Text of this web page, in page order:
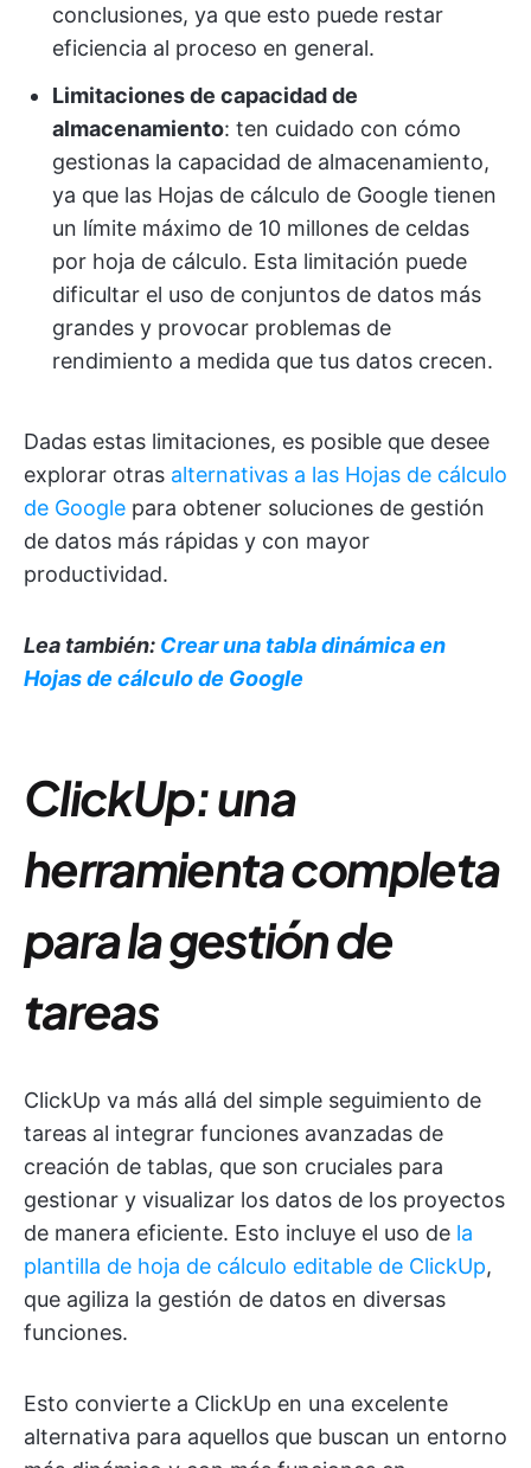
conclusiones, ya que esto puede restar
eficiencia al proceso en general.
Limitaciones de capacidad de
almacenamiento: ten cuidado con cómo
gestionas la capacidad de almacenamiento,
ya que las Hojas de cálculo de Google tienen
un límite máximo de 10 millones de celdas
por hoja de cálculo. Esta limitación puede
dificultar el uso de conjuntos de datos más
grandes y provocar problemas de
rendimiento a medida que tus datos crecen.
Dadas estas limitaciones, es posible que desee
explorar otras alternativas a las Hojas de cálculo
de Google para obtener soluciones de gestión
de datos más rápidas y con mayor
productividad.
Lea también: Crear una tabla dinámica en
Hojas de cálculo de Google
ClickUp: una
herramienta completa
para la gestión de
tareas
ClickUp va más allá del simple seguimiento de
tareas al integrar funciones avanzadas de
creación de tablas, que son cruciales para
gestionar y visualizar los datos de los proyectos
de manera eficiente. Esto incluye el uso de la
plantilla de hoja de cálculo editable de ClickUp,
que agiliza la gestión de datos en diversas
funciones.
Esto convierte a ClickUp en una excelente
alternativa para aquellos que buscan un entorno